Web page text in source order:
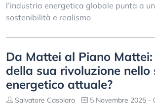
l’industria energetica globale punta a
sostenibilità e realismo
Da Mattei al Piano
della sua rivoluzione nello
energetico attuale?
Salvatore Casolaro 5 Novembre 2025 -